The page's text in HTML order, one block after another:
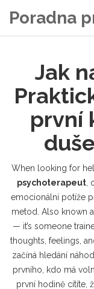
Poradna
Jak
první
When looking for
psychoterapeut,
emocionální potíže
metod . Also known
— it’s someone
thoughts, feelings,
začíná hledání
prvního, kdo má
první hodině cítíte,